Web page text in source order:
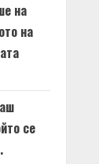
на
на
се